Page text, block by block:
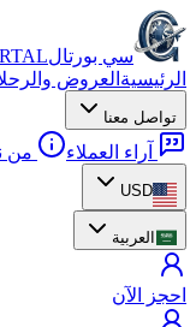
سي بورتال
الرئيسية العروض
تواصل معنا
آراء العملاء من
USD
العربية
احجز الآن